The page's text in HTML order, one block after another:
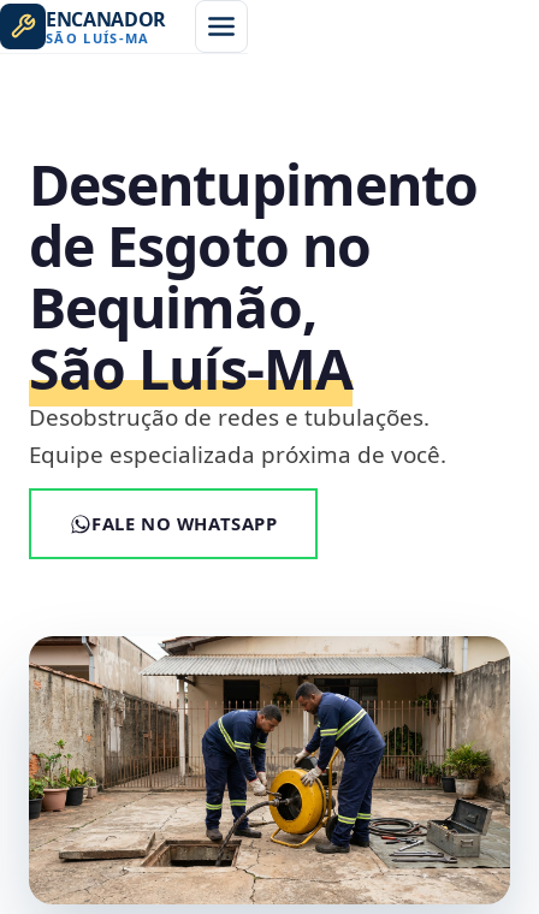
ENCANADOR
SÃO LUÍS-MA
Desentupimento
de Esgoto no
Bequimão,
São Luís‑MA
Desobstrução de redes e tubulações.
Equipe especializada próxima de você.
FALE NO WHATSAPP